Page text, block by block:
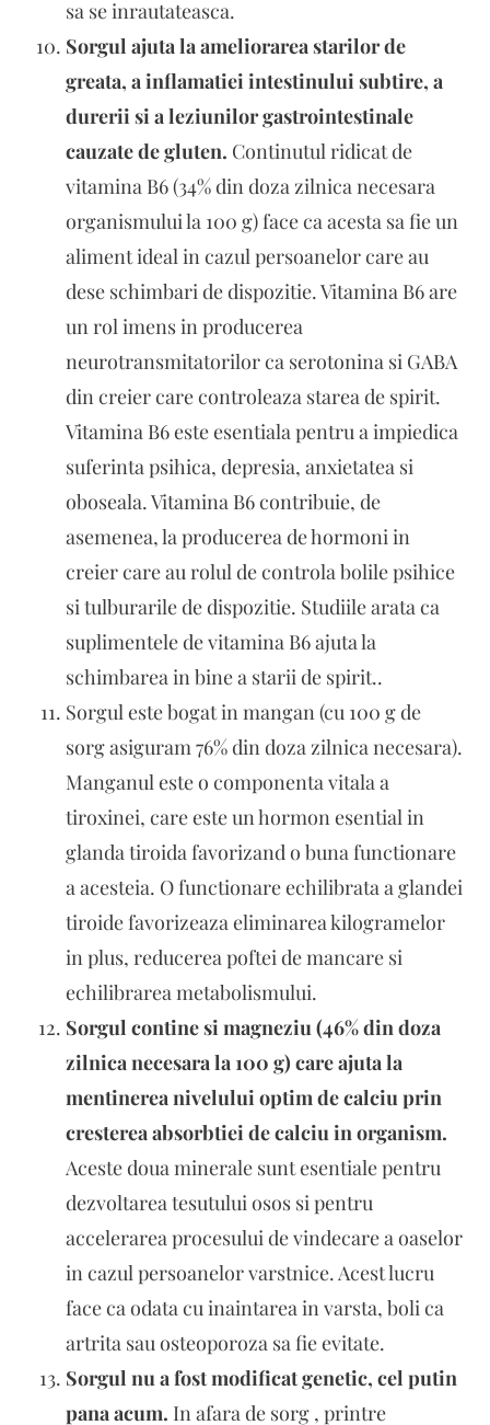
sa se inrautateasca.
Sorgul ajuta la ameliorarea starilor de
greata, a inflamatiei intestinului subtire, a
durerii si a leziunilor gastrointestinale
cauzate de gluten. Continutul ridicat de
vitamina B6 (34% din doza zilnica necesara
organismului la 100 g) face ca acesta sa fie un
aliment ideal in cazul persoanelor care au
dese schimbari de dispozitie. Vitamina B6 are
un rol imens in producerea
neurotransmitatorilor ca serotonina si GABA
din creier care controleaza starea de spirit.
Vitamina B6 este esentiala pentru a impiedica
suferinta psihica, depresia, anxietatea si
oboseala. Vitamina B6 contribuie, de
asemenea, la producerea de hormoni in
creier care au rolul de controla bolile psihice
si tulburarile de dispozitie. Studiile arata ca
suplimentele de vitamina B6 ajuta la
schimbarea in bine a starii de spirit..
Sorgul este bogat in mangan (cu 100 g de
sorg asiguram 76% din doza zilnica necesara).
Manganul este o componenta vitala a
tiroxinei, care este un hormon esential in
glanda tiroida favorizand o buna functionare
a acesteia. O functionare echilibrata a glandei
tiroide favorizeaza eliminarea kilogramelor
in plus, reducerea poftei de mancare si
echilibrarea metabolismului.
Sorgul contine si magneziu (46% din doza
zilnica necesara la 100 g) care ajuta la
mentinerea nivelului optim de calciu prin
cresterea absorbtiei de calciu in organism.
Aceste doua minerale sunt esentiale pentru
dezvoltarea tesutului osos si pentru
accelerarea procesului de vindecare a oaselor
in cazul persoanelor varstnice. Acest lucru
face ca odata cu inaintarea in varsta, boli ca
artrita sau osteoporoza sa fie evitate.
Sorgul nu a fost modificat genetic, cel putin
pana acum. In afara de sorg , printre